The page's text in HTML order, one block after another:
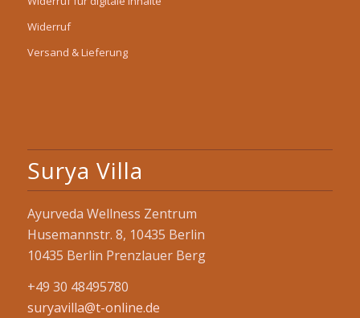
Widerruf
Versand & Lieferung
Surya Villa
Ayurveda Wellness Zentrum
Husemannstr. 8, 10435 Berlin
10435 Berlin Prenzlauer Berg
+49 30 48495780
suryavilla@t-online.de